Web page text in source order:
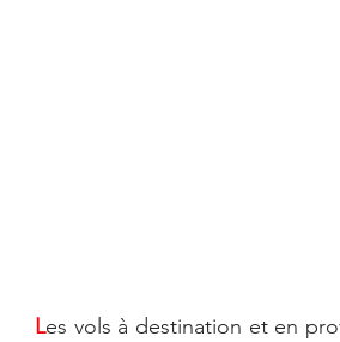
Les vols à destination et en